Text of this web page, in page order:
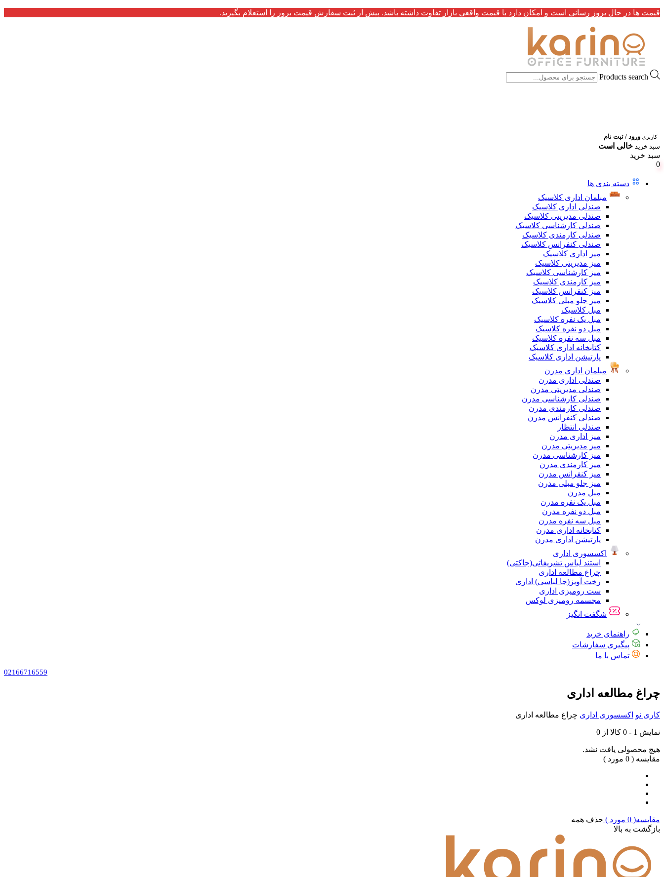
قیمت ها در حال بروز رسانی است و امکان دارد با قیمت واقعی بازار تفاوت داشته باشد. پیش از ثبت سفارش قیمت بروز را استعلام بگیرید.
Products search
کاربری ورود / ثبت نام
سبد خرید خالی است
سبد خرید
0
دسته بندی ها
مبلمان اداری کلاسیک
صندلی اداری کلاسیک
صندلی مدیریتی کلاسیک
صندلی کارشناسی کلاسیک
صندلی کارمندی کلاسیک
صندلی کنفرانس کلاسیک
میز اداری کلاسیک
میز مدیریتی کلاسیک
میز کارشناسی کلاسیک
میز کارمندی کلاسیک
میز کنفرانس کلاسیک
میز جلو مبلی کلاسیک
مبل کلاسیک
مبل یک نفره کلاسیک
مبل دو نفره کلاسیک
مبل سه نفره کلاسیک
کتابخانه اداری کلاسیک
پارتیشن اداری کلاسیک
مبلمان اداری مدرن
صندلی اداری مدرن
صندلی مدیریتی مدرن
صندلی کارشناسی مدرن
صندلی کارمندی مدرن
صندلی کنفرانس مدرن
صندلی انتظار
میز اداری مدرن
میز مدیریتی مدرن
میز کارشناسی مدرن
میز کارمندی مدرن
میز کنفرانس مدرن
میز جلو مبلی مدرن
مبل مدرن
مبل یک نفره مدرن
مبل دو نفره مدرن
مبل سه نفره مدرن
کتابخانه اداری مدرن
پارتیشن اداری مدرن
اکسسوری اداری
استند لباس تشریفاتی(جاکتی)
چراغ مطالعه اداری
رخت آویز(جا لباسی) اداری
ست رومیزی اداری
مجسمه رومیزی لوکس
شگفت انگیز
راهنمای خرید
پیگیری سفارشات
تماس با ما
02166716559
چراغ مطالعه اداری
کاری نو اکسسوری اداری چراغ مطالعه اداری
نمایش 1
-
0 کالا از 0
هیچ محصولی یافت نشد.
مقایسه ( 0 مورد )
مقایسه( 0 مورد ) حذف همه
بازگشت به بالا